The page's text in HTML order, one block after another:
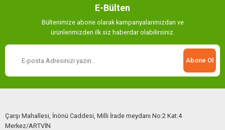
E-Bülten
Bültenimize abone olarak kampanyalarımızdan ve
ürünlerimizden ilk siz haberdar olabilirsiniz.
Abone Ol
Çarşı Mahallesi, İnönü Caddesi, Milli İrade meydanı No:2 Kat:4
Merkez/ARTVİN